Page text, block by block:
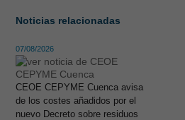
Noticias relacionadas
07/08/2026
CEOE CEPYME Cuenca avisa
de los costes añadidos por el
nuevo Decreto sobre residuos